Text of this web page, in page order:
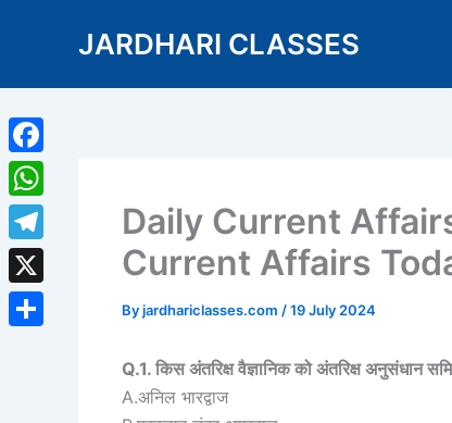
JARDHARI CLASSES
Daily Current
Current Affairs
Byjardhariclasses.com /19 July 2024
Q.1. किस अंतरिक्ष वैज्ञानिक को अंतरिक्ष अनुसंधान
A.अनिल भारद्वाज
Facebook
WhatsApp
Telegram
X